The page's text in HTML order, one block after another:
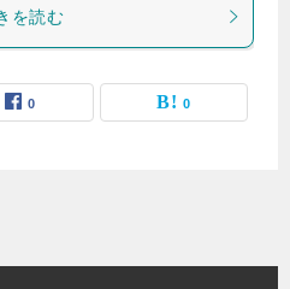
を読む
0 0